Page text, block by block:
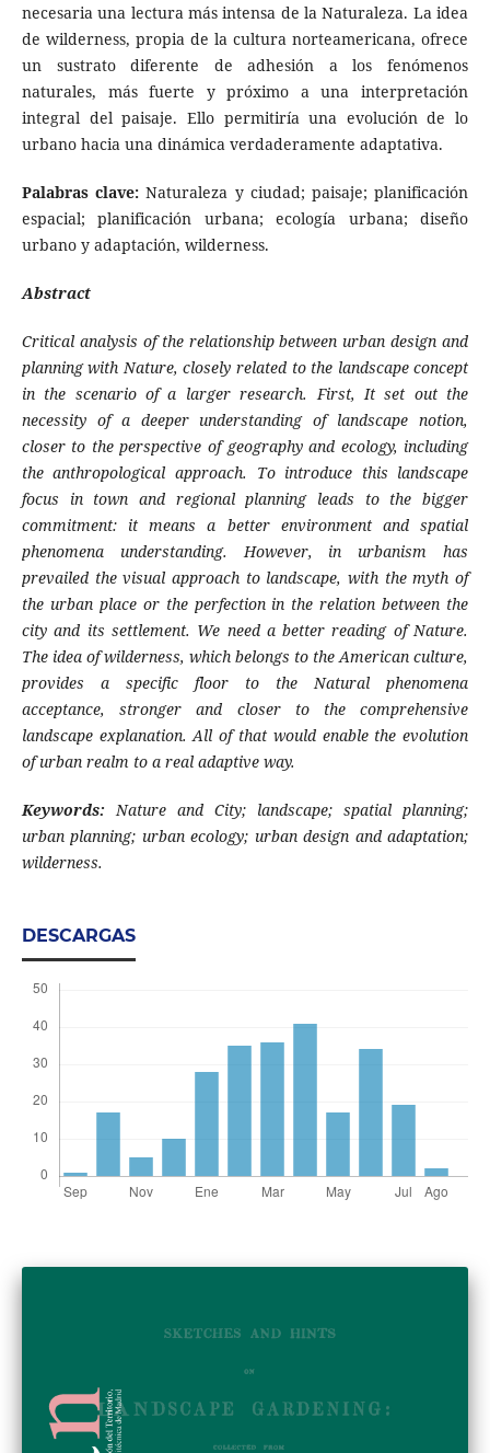
necesaria una lectura más intensa de la Naturaleza. La idea
de wilderness, propia de la cultura norteamericana, ofrece
un sustrato diferente de adhesión a los fenómenos
naturales, más fuerte y próximo a una interpretación
integral del paisaje. Ello permitiría una evolución de lo
urbano hacia una dinámica verdaderamente adaptativa.
Palabras clave:Naturaleza y ciudad; paisaje; planificación
espacial; planificación urbana; ecología urbana; diseño
urbano y adaptación, wilderness.
Abstract
Critical analysis of the relationship between urban design and
planning with Nature, closely related to the landscape concept
in the scenario of a larger research. First, It set out the
necessity of a deeper understanding of landscape notion,
closer to the perspective of geography and ecology, including
the anthropological approach. To introduce this landscape
focus in town and regional planning leads to the bigger
commitment: it means a better environment and spatial
phenomena understanding. However, in urbanism has
prevailed the visual approach to landscape, with the myth of
the urban place or the perfection in the relation between the
city and its settlement. We need a better reading of Nature.
The idea of wilderness, which belongs to the American culture,
provides a specific floor to the Natural phenomena
acceptance, stronger and closer to the comprehensive
landscape explanation. All of that would enable the evolution
of urban realm to a real adaptive way.
Keywords:Nature and City; landscape; spatial planning;
urban planning; urban ecology; urban design and adaptation;
wilderness.
DESCARGAS